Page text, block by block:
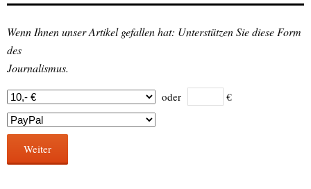
Wenn Ihnen unser Artikel gefallen hat: Unterstützen Sie diese Form
des
Journalismus.
oder €
Weiter